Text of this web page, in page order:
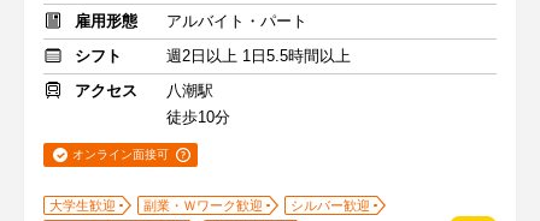
雇用形態
アルバイト・パート
シフト
週2日以上 1日5.5時間以上
アクセス
八潮駅
徒歩10分
オンライン面接可
大学生歓迎 副業・Ｗワーク歓迎
シルバー歓迎